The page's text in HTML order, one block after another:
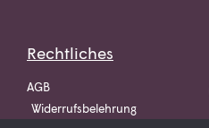
Rechtliches
AGB
Widerrufsbelehrung